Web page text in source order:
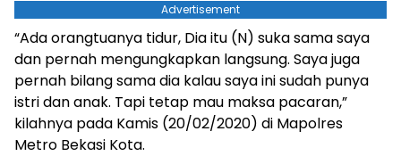
Advertisement
“Ada orangtuanya tidur, Dia itu (N) suka sama saya
dan pernah mengungkapkan langsung. Saya juga
pernah bilang sama dia kalau saya ini sudah punya
istri dan anak. Tapi tetap mau maksa pacaran,”
kilahnya pada Kamis (20/02/2020) di Mapolres
Metro Bekasi Kota.